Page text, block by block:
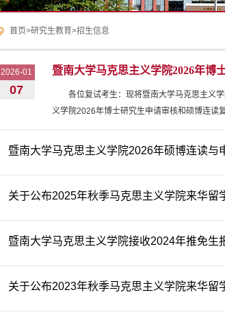
首页>研究生教育>招生信息
2026-01
07
暨南大学马克思主义学院2026年博
各位复试考生：现将暨南大学马克思主义
义学院2026年博士研究生申请审核和硕
暨南大学马克思主义学院2026年硕博连读与
关于公布2025年秋季马克思主义学院来华
暨南大学马克思主义学院接收2024年推免生
关于公布2023年秋季马克思主义学院来华